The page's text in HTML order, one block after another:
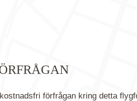
förfrågan kring detta